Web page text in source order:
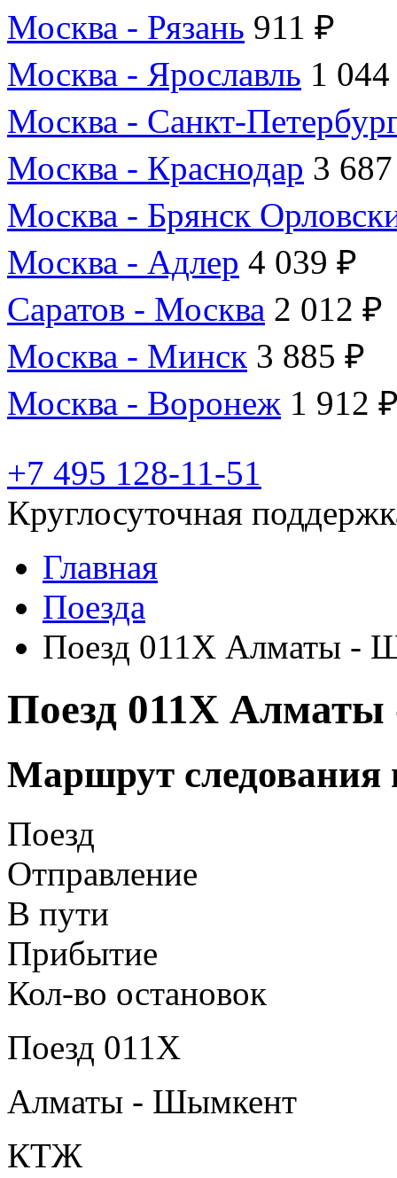
Москва - Рязань 911 ₽
Москва - Ярославль 1
Москва - Санкт-
Москва - Краснодар 3
Москва - Брянск
Москва - Адлер 4 039 ₽
Саратов - Москва 2 012 ₽
Москва - Минск 3 885 ₽
Москва - Воронеж 1 912
+7 495 128-11-51
Круглосуточная
Главная
Поезда
Поезд 011Х Алматы -
Поезд 011Х
Маршрут следования
Поезд
Отправление
В пути
Прибытие
Кол-во остановок
Поезд 011Х
Алматы - Шымкент
КТЖ